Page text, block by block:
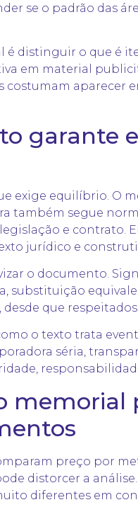
se o padrão das
é distinguir o que é
em material
costumam aparecer
garante
exige equilíbrio. O
também segue
e contrato.
jurídico e
o documento.
substituição
que
o texto trata
séria,
memorial
preço por
distorcer a
diferentes em